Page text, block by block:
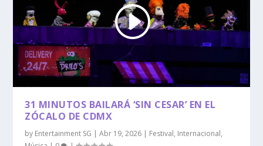
31 MINUTOS BAILARÁ ‘SIN CESAR’ EN EL
ZÓCALO DE CDMX
by Entertainment SG |Abr 19, 2026 | Festival, Internacional,